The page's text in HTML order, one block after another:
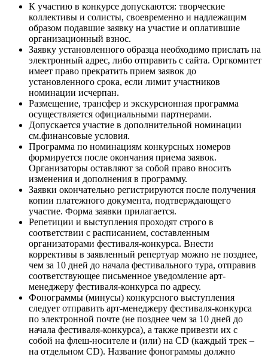
К участию в конкурсе допускаются: творческие
коллективы и солисты, своевременно и надлежащим
образом подавшие заявку на участие и оплатившие
организационный взнос.
Заявку установленного образца необходимо прислать на
электронный адрес, либо отправить с сайта. Оргкомитет
имеет право прекратить прием заявок до
установленного срока, если лимит участников
номинации исчерпан.
Размещение, трансфер и экскурсионная программа
осуществляется официальными партнерами.
Допускается участие в дополнительной номинации
см.финансовые условия.
Программа по номинациям конкурсных номеров
формируется после окончания приема заявок.
Организаторы оставляют за собой право вносить
изменения и дополнения в программу.
Заявки окончательно регистрируются после получения
копии платежного документа, подтверждающего
участие. Форма заявки прилагается.
Репетиции и выступления проходят строго в
соответствии с расписанием, составленным
организаторами фестиваля-конкурса. Внести
коррективы в заявленный репертуар можно не позднее,
чем за 10 дней до начала фестивального тура, отправив
соответствующее письменное уведомление арт-
менеджеру фестиваля-конкурса по адресу.
Фонограммы (минусы) конкурсного выступления
следует отправить арт-менеджеру фестиваля-конкурса
по электронной почте (не позднее чем за 10 дней до
начала фестиваля-конкурса), а также привезти их с
собой на флеш-носителе и (или) на CD (каждый трек –
на отдельном CD). Название фонограммы должно